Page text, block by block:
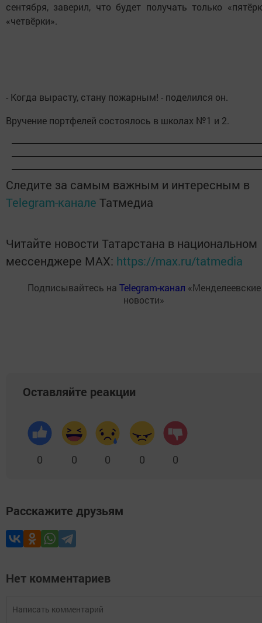
сентября, заверил, что будет получать только
«четвёрки».
- Когда вырасту, стану пожарным! - поделился он.
Вручение портфелей состоялось в школах №1 и 2.
Следите за самым важным и интересным в
Telegram-канале Татмедиа
Читайте новости Татарстана в национальном
мессенджере MАХ: https://max.ru/tatmedia
Подписывайтесь на Telegram-канал «Менделеевские
новости»
Оставляйте реакции
0 0 0 0 0
Расскажите друзьям
Нет комментариев